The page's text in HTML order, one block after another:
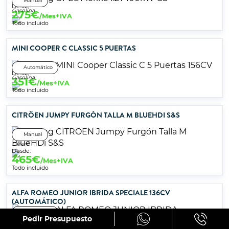
Gasolina
Desde:
275€/Mes+IVA
Todo incluido
MINI COOPER C CLASSIC 5 PUERTAS
Automático
Gasolina
Desde:
351€/Mes+IVA
Todo incluido
CITRÖEN JUMPY FURGÓN TALLA M BLUEHDI S&S
Manual
Diésel
Desde:
465€/Mes+IVA
Todo incluido
ALFA ROMEO JUNIOR IBRIDA SPECIALE 136CV
(AUTOMÁTICO)
Híbrido gasolina
Pedir Presupuesto